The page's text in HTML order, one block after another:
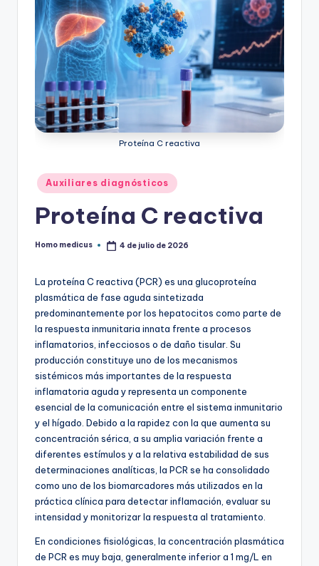
Proteína C reactiva
Publicado
en
Auxiliares diagnósticos
Proteína C reactiva
Publicado
Homo medicus 4 de julio de 2026
La proteína C reactiva (PCR) es una glucoproteína
plasmática de fase aguda sintetizada
predominantemente por los hepatocitos como parte de
la respuesta inmunitaria innata frente a procesos
inflamatorios, infecciosos o de daño tisular. Su
producción constituye uno de los mecanismos
sistémicos más importantes de la respuesta
inflamatoria aguda y representa un componente
esencial de la comunicación entre el sistema inmunitario
y el hígado. Debido a la rapidez con la que aumenta su
concentración sérica, a su amplia variación frente a
diferentes estímulos y a la relativa estabilidad de sus
determinaciones analíticas, la PCR se ha consolidado
como uno de los biomarcadores más utilizados en la
práctica clínica para detectar inflamación, evaluar su
intensidad y monitorizar la respuesta al tratamiento.
En condiciones fisiológicas, la concentración plasmática
de PCR es muy baja, generalmente inferior a 1 mg/L en